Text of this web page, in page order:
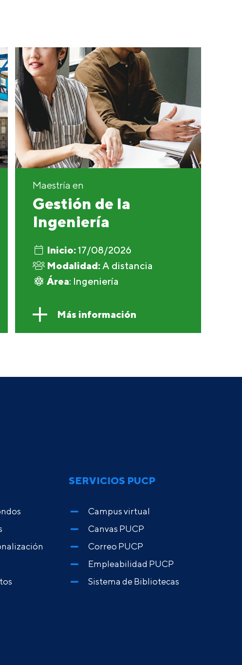
Maestría en
Gestión de la
Ingeniería
Inicio:17/08/2026
Modalidad:A distancia
Área: Ingeniería
Más información
SERVICIOS PUCP
Campus virtual
Canvas PUCP
Correo PUCP
Empleabilidad PUCP
Sistema de Bibliotecas